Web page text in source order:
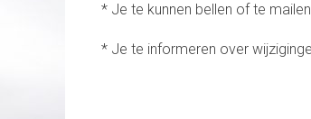
* Je te kunnen bellen of te
* Je te informeren over